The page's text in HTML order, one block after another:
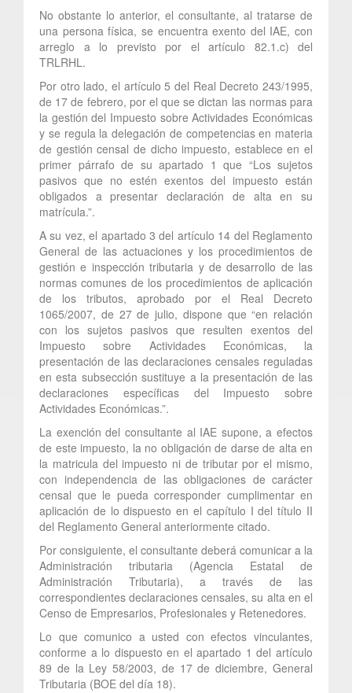
No obstante lo anterior, el consultante, al tratarse de
una persona física, se encuentra exento del IAE, con
arreglo a lo previsto por el artículo 82.1.c) del
TRLRHL.
Por otro lado, el artículo 5 del Real Decreto 243/1995,
de 17 de febrero, por el que se dictan las normas para
la gestión del Impuesto sobre Actividades Económicas
y se regula la delegación de competencias en materia
de gestión censal de dicho impuesto, establece en el
primer párrafo de su apartado 1 que “Los sujetos
pasivos que no estén exentos del impuesto están
obligados a presentar declaración de alta en su
matrícula.”.
A su vez, el apartado 3 del artículo 14 del Reglamento
General de las actuaciones y los procedimientos de
gestión e inspección tributaria y de desarrollo de las
normas comunes de los procedimientos de aplicación
de los tributos, aprobado por el Real Decreto
1065/2007, de 27 de julio, dispone que “en relación
con los sujetos pasivos que resulten exentos del
Impuesto sobre Actividades Económicas, la
presentación de las declaraciones censales reguladas
en esta subsección sustituye a la presentación de las
declaraciones específicas del Impuesto sobre
Actividades Económicas.”.
La exención del consultante al IAE supone, a efectos
de este impuesto, la no obligación de darse de alta en
la matricula del impuesto ni de tributar por el mismo,
con independencia de las obligaciones de carácter
censal que le pueda corresponder cumplimentar en
aplicación de lo dispuesto en el capítulo I del título II
del Reglamento General anteriormente citado.
Por consiguiente, el consultante deberá comunicar a la
Administración tributaria (Agencia Estatal de
Administración Tributaria), a través de las
correspondientes declaraciones censales, su alta en el
Censo de Empresarios, Profesionales y Retenedores.
Lo que comunico a usted con efectos vinculantes,
conforme a lo dispuesto en el apartado 1 del artículo
89 de la Ley 58/2003, de 17 de diciembre, General
Tributaria (BOE del día 18).